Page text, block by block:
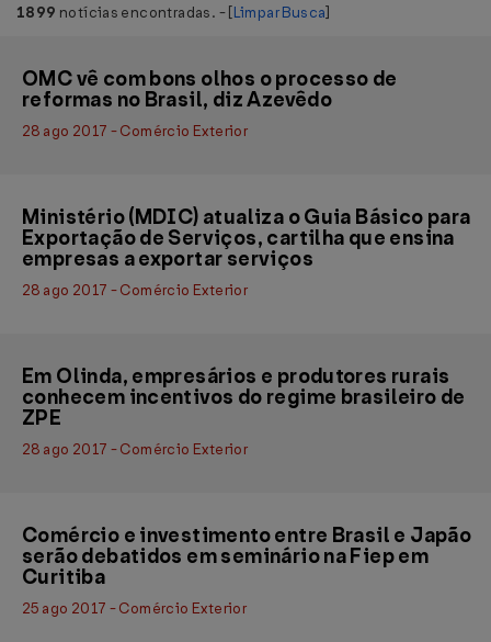
1899 notícias encontradas. - [Limpar Busca]
OMC vê com bons olhos o processo de
reformas no Brasil, diz Azevêdo
28 ago 2017 - Comércio Exterior
Ministério (MDIC) atualiza o Guia Básico para
Exportação de Serviços, cartilha que ensina
empresas a exportar serviços
28 ago 2017 - Comércio Exterior
Em Olinda, empresários e produtores rurais
conhecem incentivos do regime brasileiro de
ZPE
28 ago 2017 - Comércio Exterior
Comércio e investimento entre Brasil e Japão
serão debatidos em seminário na Fiep em
Curitiba
25 ago 2017 - Comércio Exterior